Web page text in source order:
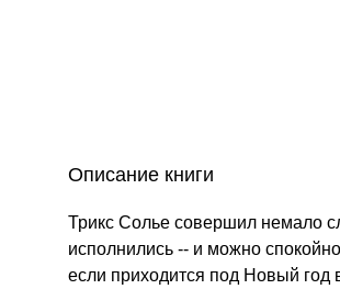
Описание книги
Трикс Солье совершил немало
исполнились -- и можно
если приходится под Новый год